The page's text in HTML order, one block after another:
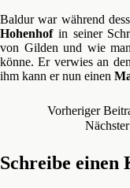
Baldur war während
Hohenhofin seiner
von Gilden und wie
könne. Er verwies an
ihm kann er nun einen
Vorheriger
Schreibe einen